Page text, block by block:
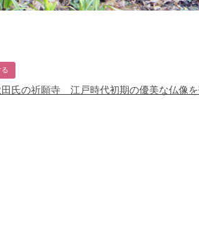
田氏の祈願寺 江戸時代初期の優美な仏像